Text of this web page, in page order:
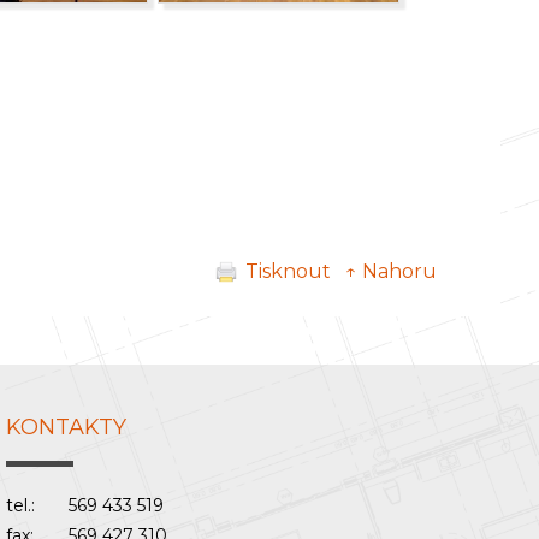
Tisknout ↑ Nahoru
KONTAKTY
tel.:
569 433 519